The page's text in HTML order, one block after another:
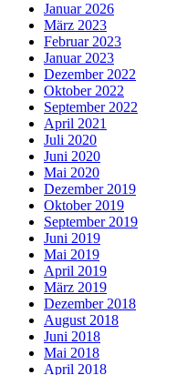
Januar 2026
März 2023
Februar 2023
Januar 2023
Dezember 2022
Oktober 2022
September 2022
April 2021
Juli 2020
Juni 2020
Mai 2020
Dezember 2019
Oktober 2019
September 2019
Juni 2019
Mai 2019
April 2019
März 2019
Dezember 2018
August 2018
Juni 2018
Mai 2018
April 2018